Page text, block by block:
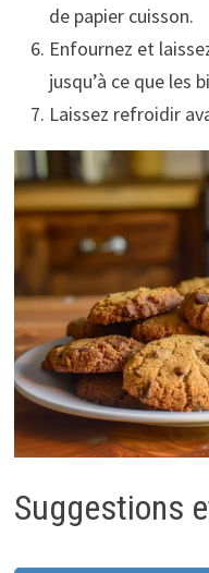
de papier cuisson.
Enfournez et
jusqu’à ce que les
Laissez refroidir
Suggestions